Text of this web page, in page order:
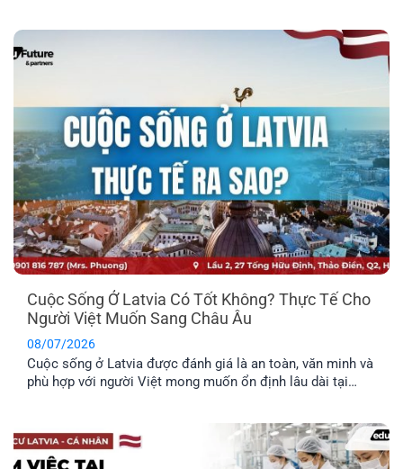
nhu cầu định cư. Vậy đâu mới là phương án định cư cho
cả gia đình tốt nhất? Cùng EFP tìm hiểu qua bài viết dưới
Cuộc Sống Ở Latvia Có Tốt Không? Thực Tế Cho
Người Việt Muốn Sang Châu Âu
08/07/2026
Cuộc sống ở Latvia được đánh giá là an toàn, văn minh và
phù hợp với người Việt mong muốn ổn định lâu dài tại
về môi trường sống, văn hóa và phúc lợi dành riêng cho
công dân.